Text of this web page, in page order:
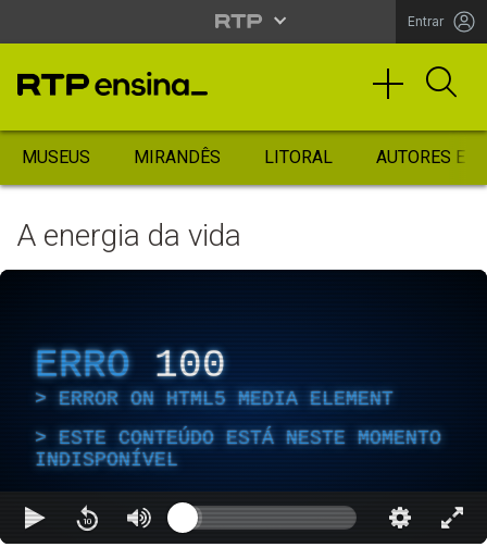
Entrar
MUSEUS MIRANDÊS LITORAL AUTORES
A energia da vida
ERRO 100
ERROR ON HTML5 MEDIA ELEMENT
ESTE CONTEÚDO ESTÁ NESTE MOMENTO
INDISPONÍVEL